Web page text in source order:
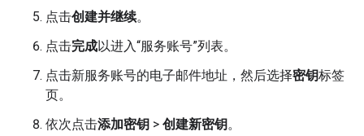
点击创建并继续。
点击完成以进入“服务账号”列表。
点击新服务账号的电子邮件地址，然后选择密钥标签
页。
依次点击添加密钥 > 创建新密钥。